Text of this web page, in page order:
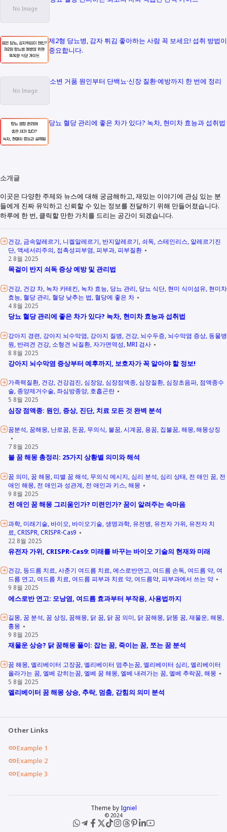
제2형 당뇨병, 감자 튀김 좋아하는 사람 꼭 보세요! 섭취 방법이
중요합니다.
소변 거품 원인부터 단백뇨·신장 질환·예방까지 한 번에 정리
당뇨 혈당 관리에 좋은 차가 있다? 녹차, 현미차 효능과 섭취법
소개글
이곳은 다양한 주제와 뉴스에 대해 궁금해하고, 재밌는 이야기에 관심 있는 분
들에게 진짜 유익하고 신뢰할 수 있는 정보를 전달하기 위해 만들어졌습니다.
하루에 한 번, 클릭할 만한 가치를 드리는 공간이 되겠습니다.
건강 금속알레르기 니켈알레르기 반지알레르기 쇠독 스테인리스 알레르기진
단 액세서리주의 접촉성피부염 피부과 피부질환
2 8월 2025
목걸이 반지 쇠독 증상 예방 및 관리법
건강 건강 차 녹차 카테킨 녹차 효능 당뇨 관리 당뇨 식단 현미 식이섬유 현미차
효능 혈당 관리 혈당 낮추는 법 혈당에 좋은 차
4 8월 2025
당뇨 혈당 관리에 좋은 차가 있다? 녹차, 현미차 효능과 섭취법
강아지 경련 강아지 뇌수막염 강아지 질병 건강 뇌수두증 뇌수막염 증상 동물병
원 반려견 건강 소형견 뇌질환 자가면역성 MRI 검사
8 8월 2025
강아지 뇌수막염 증상부터 예후까지, 보호자가 꼭 알아야 할 정보!
가족력질환 건강 건강검진 심장암 심장점액종 심장질환 심장초음파 점액종수
술 종양제거수술 좌심방종양 호흡곤란
5 8월 2025
심장 점액종: 원인, 증상, 진단, 치료 모든 것 완벽 분석
꿈분석 꿈해몽 난로꿈 돈꿈 무의식 불꿈 시계꿈 용꿈 집불꿈 해몽 해몽상징
7 8월 2025
불 꿈 해몽 총정리: 25가지 상황별 의미와 해석
꿈 의미 꿈 해몽 띠별 꿈 해석 무의식 메시지 심리 분석 심리 상태 전 애인 꿈 전
애인 해몽 전 애인과 성관계 전 애인과 키스 해몽
9 8월 2025
전 애인 꿈 해몽 그리움인가? 미련인가? 꿈이 알려주는 속마음
과학 미래기술 바이오 바이오기술 생명과학 유전병 유전자 가위 유전자 치
료 CRISPR CRISPR-Cas9
22 8월 2025
유전자 가위, CRISPR-Cas9: 미래를 바꾸는 바이오 기술의 현재와 미래
건강 등드름 치료 사춘기 여드름 치료 에스로반연고 여드름 손독 여드름 약 여
드름 연고 여드름 치료 여드름 피부과 치료 약 여드름약 피부과에서 쓰는 약
9 8월 2025
에스로반 연고: 모낭염, 여드름 효과부터 부작용, 사용법까지
길몽 꿈 분석 꿈 상징 꿈해몽 닭 꿈 닭 꿈 의미 닭 꿈해몽 닭똥 꿈 재물운 해몽
흉몽
9 8월 2025
재물운 상승? 닭 꿈해몽 풀이: 잡는 꿈, 죽이는 꿈, 쪼는 꿈 분석
꿈 해몽 엘리베이터 고장꿈 엘리베이터 멈추는꿈 엘리베이터 심리 엘리베이터
올라가는 꿈 엘베 갇히는꿈 엘베 꿈 해몽 엘베 내려가는 꿈 엘베 추락꿈 해몽
5 8월 2025
엘리베이터 꿈 해몽 상승, 추락, 멈춤, 갇힘의 의미 분석
Other Links
Example 1
Example 2
Example 3
Theme by Igniel
© 2024